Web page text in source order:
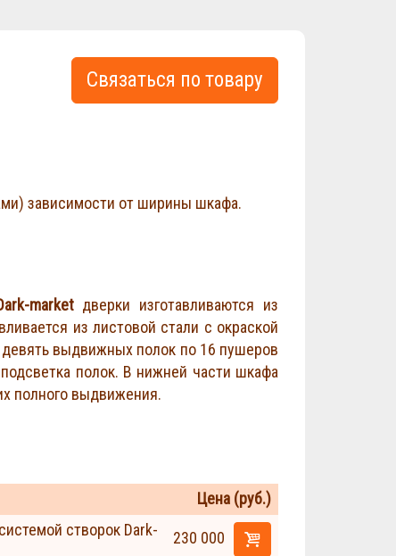
Связаться по товару
зависимости от ширины шкафа.
marketдверки изготавливаются из
из листовой стали с окраской
выдвижных полок по 16 пушеров
полок. В нижней части шкафа
полного выдвижения.
Цена (руб.)
створок Dark-
230 000